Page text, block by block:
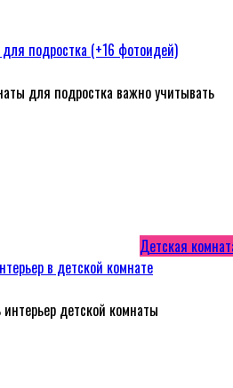
подростка (+16 фотоидей)
для подростка важно учитывать
Детская
в детской комнате
детской комнаты